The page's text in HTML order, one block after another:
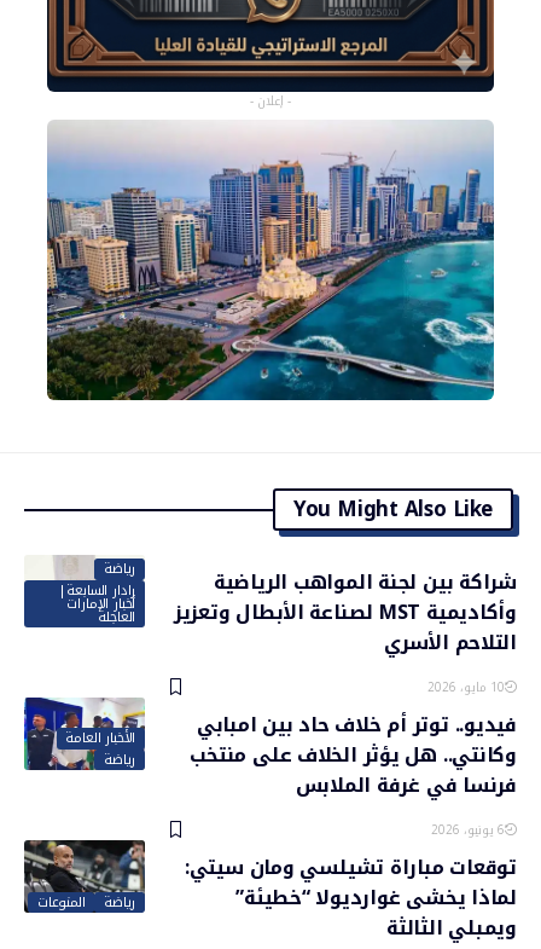
- إعلان -
You Might Also Like
رياضة
رادار السابعة|
أخبار الإمارات
العاجلة
شراكة بين لجنة المواهب الرياضية
وأكاديمية MST لصناعة الأبطال وتعزيز
التلاحم الأسري
10 مايو، 2026
الأخبار العامة
رياضة
فيديو.. توتر أم خلاف حاد بين امبابي
وكانتي.. هل يؤثر الخلاف على منتخب
فرنسا في غرفة الملابس
6 يونيو، 2026
رياضة المنوعات
توقعات مباراة تشيلسي ومان سيتي:
لماذا يخشى غوارديولا “خطيئة”
ويمبلي الثالثة